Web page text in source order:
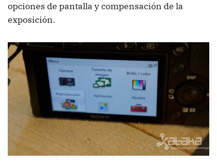
opciones de pantalla y compensación de la
exposición.